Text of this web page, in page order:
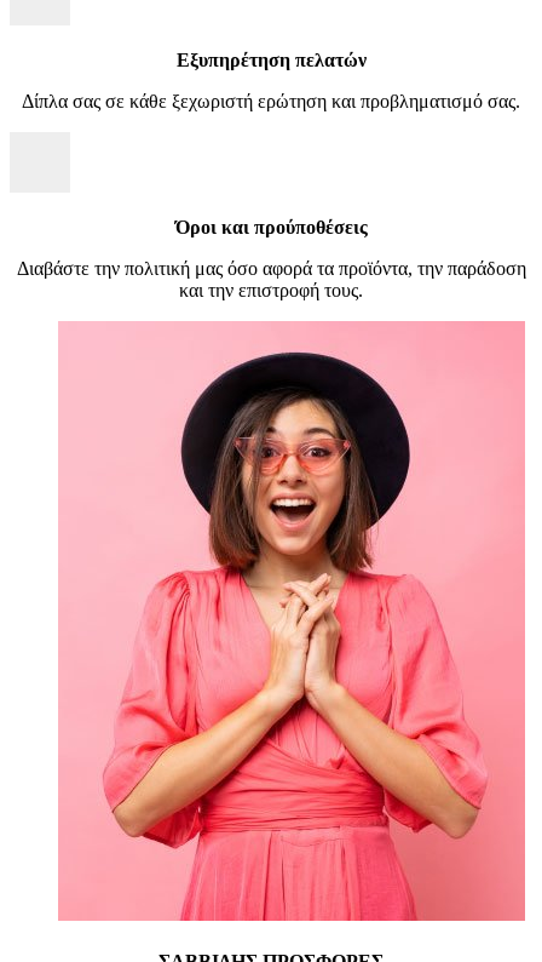
Εξυπηρέτηση πελατών
Δίπλα σας σε κάθε ξεχωριστή ερώτηση και προβληματισμό σας.
Όροι και προύποθέσεις
Διαβάστε την πολιτική μας όσο αφορά τα προϊόντα, την παράδοση
και την επιστροφή τους.